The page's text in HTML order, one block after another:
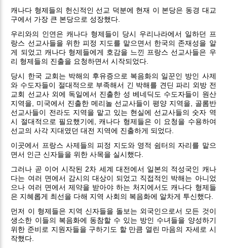
캐나다 형제들의 헌신적인 선교 덕분에 현재 이 본당은 동경 대교
구에서 가장 큰 본당으로 성장했다.
우리와의 인연은 캐나다 형제들이 당시 우리나라에서 일하던 프
랑스 선교사들을 위한 피정 지도를 맡으면서 한국의 존재성을 알
게 되었고 캐나다 형제들에게 호감을 느낀 프랑스 선교사들은 우
리 형제들의 진출을 요청하면서 시작되었다.
당시 한국 교회는 박해의 후유증으로 복음화의 일꾼인 방인 사제
와 수도자들이 절대적으로 부족해서 긴 박해를 견딘 파리 외방 전
교회 선교사 외에 독일에서 진출한 성 베네딕도 수도자들이 원산
지역을, 미국에서 진출한 메리놀 선교사들이 평양 지역을, 골롬반
선교사들이 전라도 지역을 맡고 있는 현실에 선교사들의 숫자 역
시 절대적으로 필요했기에, 캐나다 형제들은 이 요청을 수용하여
선교의 사각 지대였던 대전 지역에 진출하게 되었다.
이곳에서 프랑스 사제들의 피정 지도와 영적 쉼터의 자리를 맡으
면서 인근 신자들을 위한 사목을 실시했다.
그러나 곧 이어 시작된 2차 세계 대전에서 일본의 적성국인 캐나
다는 여러 면에서 감시의 대상이 되었고 직접적인 박해는 아니었
으나 여러 면에서 제약을 받아야 하는 처지에서도 캐나다 형제들
은 지혜롭게 최선을 다해 지역 사회의 복음화에 알차게 투신했다.
먼저 이 형제들은 지역 신자들을 돌보는 외국인으로서 모든 것이
생소한 이들의 복음화에 동참할 수 있는 방인 수녀들을 양성하기
위한 준비로 지원자들을 구하기도 할 만큼 열린 마음의 자세로 시
작했다.